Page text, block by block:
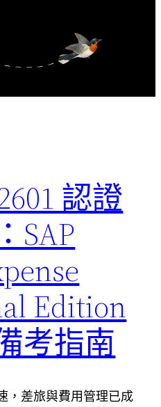
認證
SAP
Edition
考指南
，差旅與費用管理已成